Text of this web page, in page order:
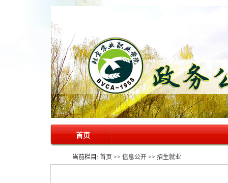
首页
当前栏目: 首页 >> 信息公开 >> 招生就业